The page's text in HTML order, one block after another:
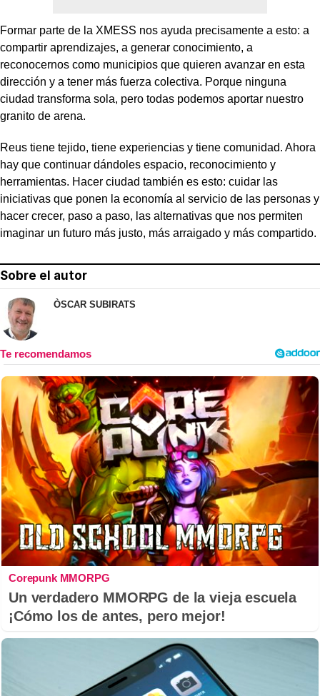
Formar parte de la XMESS nos ayuda precisamente a esto: a
compartir aprendizajes, a generar conocimiento, a
reconocernos como municipios que quieren avanzar en esta
dirección y a tener más fuerza colectiva. Porque ninguna
ciudad transforma sola, pero todas podemos aportar nuestro
granito de arena.
Reus tiene tejido, tiene experiencias y tiene comunidad. Ahora
hay que continuar dándoles espacio, reconocimiento y
herramientas. Hacer ciudad también es esto: cuidar las
iniciativas que ponen la economía al servicio de las personas y
hacer crecer, paso a paso, las alternativas que nos permiten
imaginar un futuro más justo, más arraigado y más compartido.
Sobre el autor
ÒSCAR SUBIRATS
Corepunk MMORPG
Un verdadero MMORPG de la vieja escuela
¡Cómo los de antes, pero mejor!